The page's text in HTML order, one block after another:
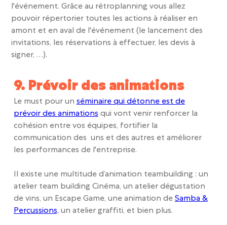
l'événement. Grâce au rétroplanning vous allez
pouvoir répertorier toutes les actions à réaliser en
amont et en aval de l'événement (le lancement des
invitations, les réservations à effectuer, les devis à
signer, …).
9. Prévoir des animations
Le must pour unséminaire qui détonne est de
prévoir des animationsqui vont venir renforcer la
cohésion entre vos équipes, fortifier la
communication des uns et des autres et améliorer
les performances de l'entreprise.
Il existe une multitude d’animation teambuilding : un
atelier team building Cinéma, un atelier dégustation
de vins, un Escape Game, une animation deSamba &
Percussions, un atelier graffiti, et bien plus.